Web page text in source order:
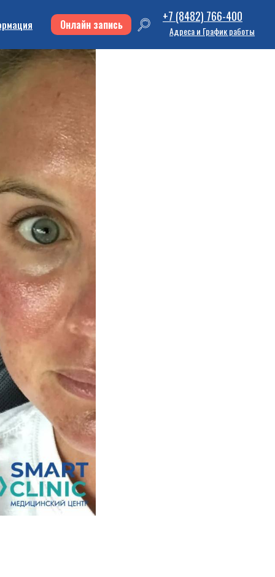
+7 (8482) 766-400
Адреса и График работы
Онлайн запись